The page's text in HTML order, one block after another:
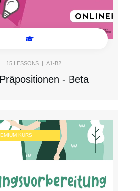
15LESSONS | A1-B2
- Beta
KURS